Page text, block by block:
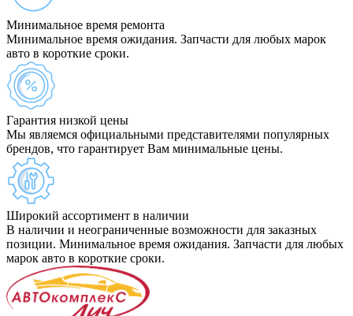
Минимальное время ремонта
Минимальное время ожидания. Запчасти для любых марок
авто в короткие сроки.
Гарантия низкой цены
Мы являемся официальными представителями популярных
брендов, что гарантирует Вам минимальные цены.
Широкий ассортимент в наличии
В наличии и неограниченные возможности для заказных
позиции. Минимальное время ожидания. Запчасти для любых
марок авто в короткие сроки.